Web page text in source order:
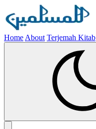
Home About Terjemah Kitab